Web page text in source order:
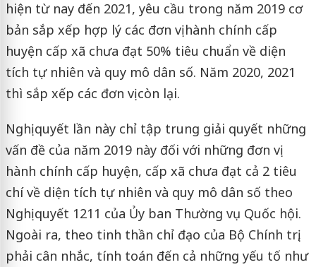
hiện từ nay đến 2021, yêu cầu trong năm 2019 cơ
bản sắp xếp hợp lý các đơn vị hành chính cấp
huyện cấp xã chưa đạt 50% tiêu chuẩn về diện
tích tự nhiên và quy mô dân số. Năm 2020, 2021
thì sắp xếp các đơn vị còn lại.
Nghị quyết lần này chỉ tập trung giải quyết những
vấn đề của năm 2019 này đối với những đơn vị
hành chính cấp huyện, cấp xã chưa đạt cả 2 tiêu
chí về diện tích tự nhiên và quy mô dân số theo
Nghị quyết 1211 của Ủy ban Thường vụ Quốc hội.
Ngoài ra, theo tinh thần chỉ đạo của Bộ Chính trị,
phải cân nhắc, tính toán đến cả những yếu tố như